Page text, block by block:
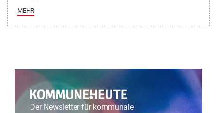
MEHR
Der Newsletter für kommunale